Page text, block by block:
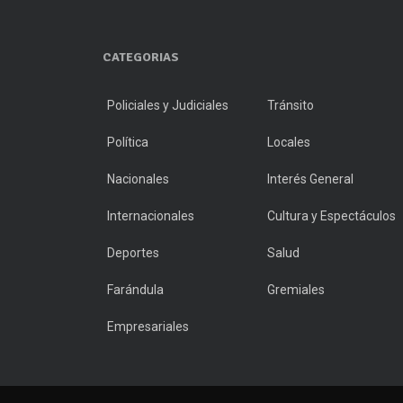
CATEGORIAS
Policiales y Judiciales Tránsito
Política Locales
Nacionales Interés General
Internacionales Cultura y Espectáculos
Deportes Salud
Farándula Gremiales
Empresariales